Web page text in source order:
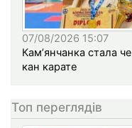
07/08/2026 15:07
Кам’янчанка стала
кан карате
Топ переглядів